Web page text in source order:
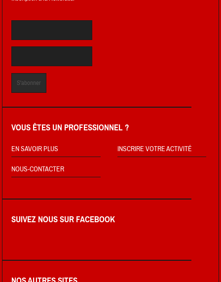
VOUS ÊTES UN PROFESSIONNEL ?
EN SAVOIR PLUS INSCRIRE VOTRE ACTIVITÉ
NOUS-CONTACTER
SUIVEZ NOUS SUR FACEBOOK